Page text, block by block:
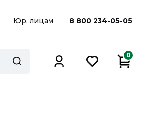
Юр. лицам 8 800 234-05-05
0